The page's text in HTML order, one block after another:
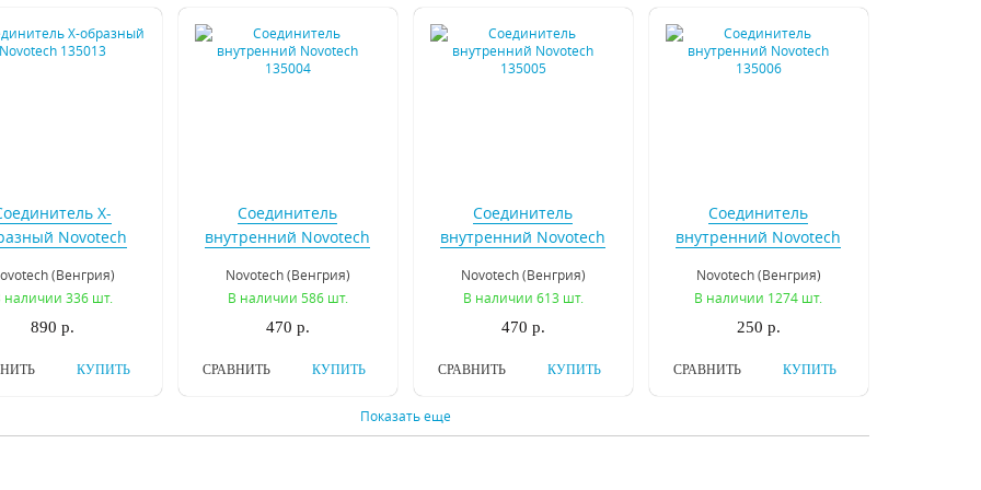
X-
Novotech
(Венгрия)
наличии 336 шт.
890 р.
КУПИТЬ
Соединитель
внутренний Novotech
Novotech (Венгрия)
В наличии 586 шт.
470 р.
КУПИТЬ
СРАВНИТЬ
Соединитель
внутренний Novotech
Novotech (Венгрия)
В наличии 613 шт.
470 р.
КУПИТЬ
СРАВНИТЬ
Соединитель
внутренний Novotech
Novotech (Венгрия)
В наличии 1274 шт.
250 р.
КУПИТЬ
СРАВНИТЬ
Показать еще